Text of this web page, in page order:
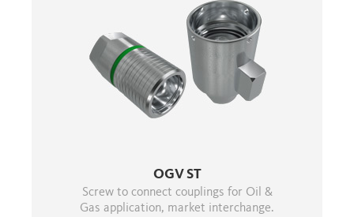
OGV ST
Screw to connect couplings for Oil &
Gas application, market interchange.